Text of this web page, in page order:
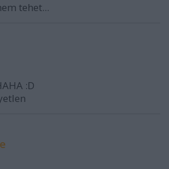
tehet...
:D